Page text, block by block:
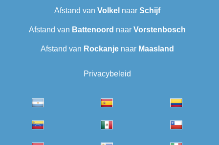
Afstand van Volkel naar Schijf
Afstand van Battenoord naar Vorstenbosch
Afstand van Rockanjenaar Maasland
Privacybeleid